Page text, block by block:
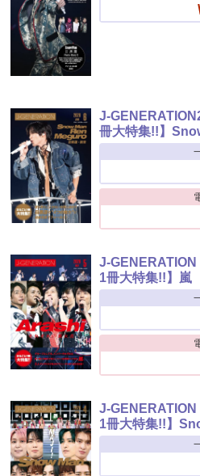
J-
冊大特集!!】
J-
1冊大特集!!】
J-
1冊大特集!!】